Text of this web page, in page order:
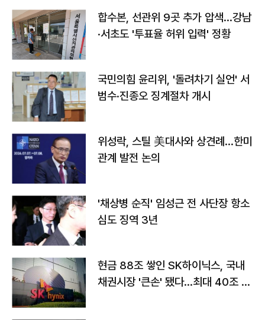
합수본, 선관위 9곳 추가 압색…강남
·서초도 '투표율 허위 입력' 정황
국민의힘 윤리위, '돌려차기 실언' 서
범수·진종오 징계절차 개시
위성락, 스틸 美대사와 상견례…한미
관계 발전 논의
'채상병 순직' 임성근 전 사단장 항소
심도 징역 3년
현금 88조 쌓인 SK하이닉스, 국내
채권시장 '큰손' 됐다…최대 40조 투